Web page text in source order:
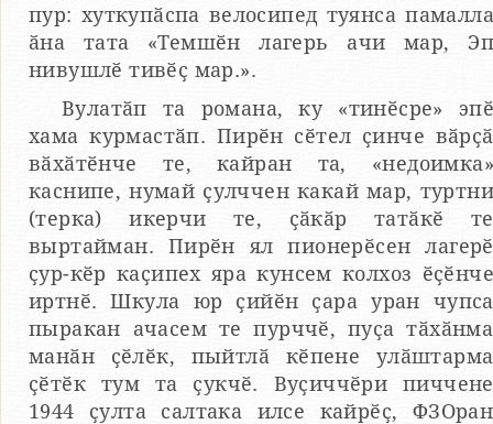
пур: хуткупӑспа велосипед туянса памалла
ӑна тата «Темшӗн лагерь ачи мар, Эп
нивушлӗ тивӗҫ мар.».
Вулатӑп та романа, ку «тинӗсре» эпӗ
хама курмастӑп. Пирӗн сӗтел ҫинче вӑрҫӑ
вӑхӑтӗнче те, кайран та, «недоимка»
каснипе, нумай ҫулччен какай мар, туртни
(терка) икерчи те, ҫӑкӑр татӑкӗ те
выртайман. Пирӗн ял пионерӗсен лагерӗ
ҫур-кӗр каҫипех яра кунсем колхоз ӗҫӗнче
иртнӗ. Шкула юр ҫийӗн ҫара уран чупса
пыракан ачасем те пурччӗ, пуҫа тӑхӑнма
манӑн ҫӗлӗк, пыйтлӑ кӗпене улӑштарма
ҫӗтӗк тум та ҫукчӗ. Вуҫиччӗри пиччене
1944 ҫулта салтака илсе кайрӗҫ, ФЗОран